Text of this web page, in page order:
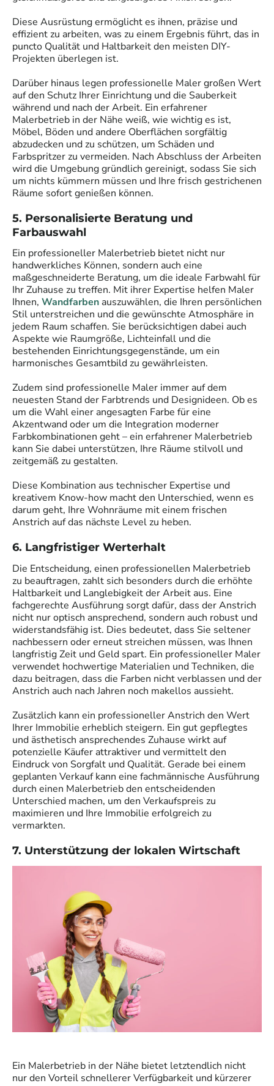
Diese Ausrüstung ermöglicht es ihnen, präzise und
effizient zu arbeiten, was zu einem Ergebnis führt, das in
puncto Qualität und Haltbarkeit den meisten DIY-
Projekten überlegen ist.
Darüber hinaus legen professionelle Maler großen Wert
auf den Schutz Ihrer Einrichtung und die Sauberkeit
während und nach der Arbeit. Ein erfahrener
Malerbetrieb in der Nähe weiß, wie wichtig es ist,
Möbel, Böden und andere Oberflächen sorgfältig
abzudecken und zu schützen, um Schäden und
Farbspritzer zu vermeiden. Nach Abschluss der Arbeiten
wird die Umgebung gründlich gereinigt, sodass Sie sich
um nichts kümmern müssen und Ihre frisch gestrichenen
Räume sofort genießen können.
5. Personalisierte Beratung und
Farbauswahl
Ein professioneller Malerbetrieb bietet nicht nur
handwerkliches Können, sondern auch eine
maßgeschneiderte Beratung, um die ideale Farbwahl für
Ihr Zuhause zu treffen. Mit ihrer Expertise helfen Maler
Ihnen, Wandfarben auszuwählen, die Ihren persönlichen
Stil unterstreichen und die gewünschte Atmosphäre in
jedem Raum schaffen. Sie berücksichtigen dabei auch
Aspekte wie Raumgröße, Lichteinfall und die
bestehenden Einrichtungsgegenstände, um ein
harmonisches Gesamtbild zu gewährleisten.
Zudem sind professionelle Maler immer auf dem
neuesten Stand der Farbtrends und Designideen. Ob es
um die Wahl einer angesagten Farbe für eine
Akzentwand oder um die Integration moderner
Farbkombinationen geht – ein erfahrener Malerbetrieb
kann Sie dabei unterstützen, Ihre Räume stilvoll und
zeitgemäß zu gestalten.
Diese Kombination aus technischer Expertise und
kreativem Know-how macht den Unterschied, wenn es
darum geht, Ihre Wohnräume mit einem frischen
Anstrich auf das nächste Level zu heben.
6. Langfristiger Werterhalt
Die Entscheidung, einen professionellen Malerbetrieb
zu beauftragen, zahlt sich besonders durch die erhöhte
Haltbarkeit und Langlebigkeit der Arbeit aus. Eine
fachgerechte Ausführung sorgt dafür, dass der Anstrich
nicht nur optisch ansprechend, sondern auch robust und
widerstandsfähig ist. Dies bedeutet, dass Sie seltener
nachbessern oder erneut streichen müssen, was Ihnen
langfristig Zeit und Geld spart. Ein professioneller Maler
verwendet hochwertige Materialien und Techniken, die
dazu beitragen, dass die Farben nicht verblassen und der
Anstrich auch nach Jahren noch makellos aussieht.
Zusätzlich kann ein professioneller Anstrich den Wert
Ihrer Immobilie erheblich steigern. Ein gut gepflegtes
und ästhetisch ansprechendes Zuhause wirkt auf
potenzielle Käufer attraktiver und vermittelt den
Eindruck von Sorgfalt und Qualität. Gerade bei einem
geplanten Verkauf kann eine fachmännische Ausführung
durch einen Malerbetrieb den entscheidenden
Unterschied machen, um den Verkaufspreis zu
maximieren und Ihre Immobilie erfolgreich zu
vermarkten.
7. Unterstützung der lokalen Wirtschaft
Ein Malerbetrieb in der Nähe bietet letztendlich nicht
nur den Vorteil schnellerer Verfügbarkeit und kürzerer